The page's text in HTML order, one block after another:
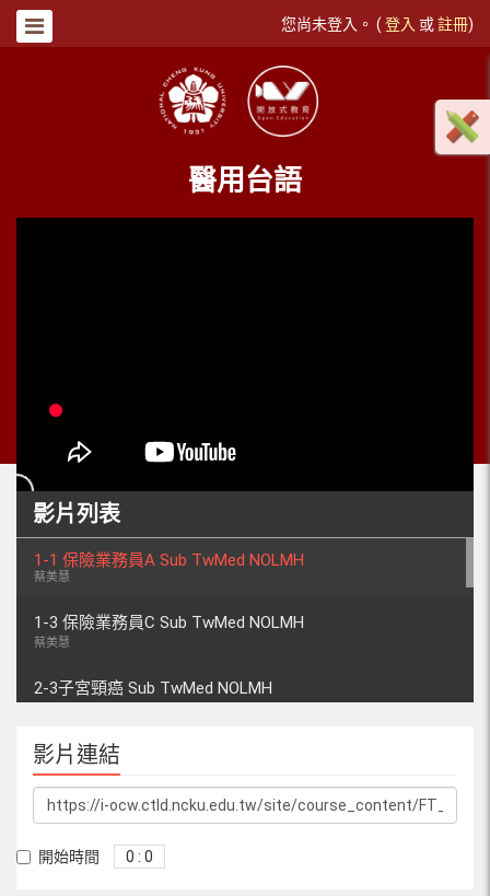
您尚未登入。 ( 登入 或註冊)
醫用台語
影片列表
1-1 保險業務員A Sub TwMed NOLMH
蔡美慧
1-3 保險業務員C Sub TwMed NOLMH
蔡美慧
2-3子宮頸癌 Sub TwMed NOLMH
蔡美慧
3-7冠心病 Sub TwMed NOLMH
3-3 流感疫苗 Sub TwMed NOLMH
影片連結
開始時間 0 : 0